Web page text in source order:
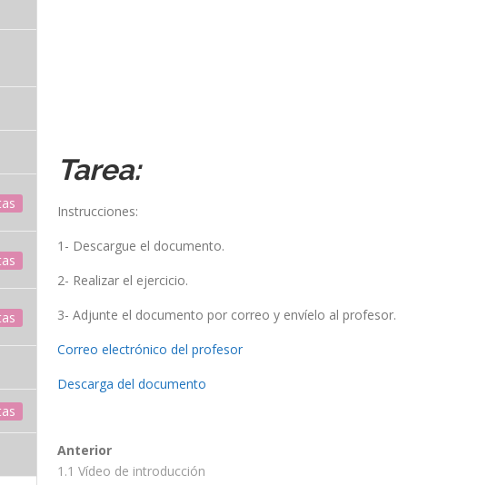
Tarea:
Instrucciones:
1- Descargue el documento.
2- Realizar el ejercicio.
3- Adjunte el documento por correo y envíelo al profesor.
Correo electrónico del profesor
Descarga del documento
Anterior
1.1 Vídeo de introducción
apoyo de la Comisión Europea. Esta publicación refleja solo las opiniones del
Copyright © 2019 CP Early Intervention All Rights Reserved